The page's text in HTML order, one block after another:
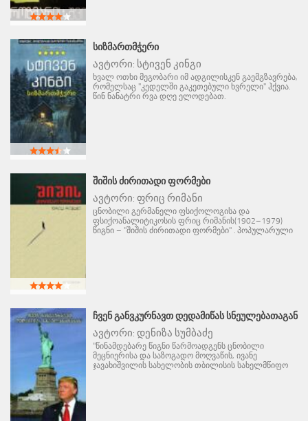
ᲡᲘᲖᲛᲐᲠᲗᲛᲭᲔᲠᲘ
ავტორი: სტივენ კინგი
ხვალ ოთხი მეგობარი იმ ადგილისკენ გაემგზავრება,
რომელსაც "კედელში გაკეთებული ხვრელი" ჰქვია.
წინ ნანატრი რვა დღე ელოდებათ.
ᲨᲘᲨᲘᲡ ᲫᲘᲠᲘᲗᲐᲓᲘ ᲤᲝᲠᲛᲔᲑᲘ
ავტორი: ფრიც რიმანი
ცნობილი გერმანელი ფსიქოლოგისა და
ფსიქოანალიტიკოსის ფრიც რიმანის(1902–1979)
წიგნი – "შიშის ძირითადი ფორმები" . პოპულარული
ᲩᲕᲔᲜ ᲒᲐᲜᲕᲙᲣᲠᲜᲐᲕᲗ ᲓᲔᲓᲐᲛᲘᲬᲐᲡ ᲡᲜᲔᲣᲚᲔᲑᲐᲗᲐᲒᲐᲜ
ავტორი: დენიზა სუმბაძე
"წინამდებარე წიგნი წარმოადგენს ცნობილი
მეცნიერისა და საზოგადო მოღვაწის, ივანე
ჯავახიშვილის სახელობის თბილისის სახელმწიფო